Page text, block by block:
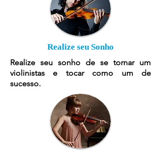
Realize seu Sonho
Realize seu sonho de se tornar um
violinistas e tocar como um de
sucesso.